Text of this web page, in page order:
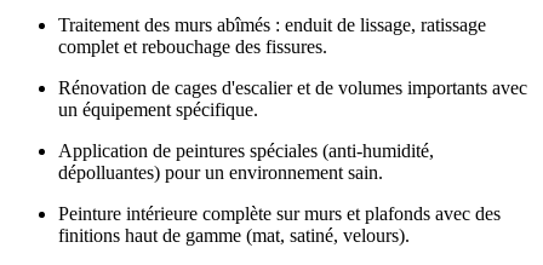
Traitement des murs abîmés : enduit de lissage, ratissage
complet et rebouchage des fissures.
Rénovation de cages d'escalier et de volumes importants avec
un équipement spécifique.
Application de peintures spéciales (anti-humidité,
dépolluantes) pour un environnement sain.
Peinture intérieure complète sur murs et plafonds avec des
finitions haut de gamme (mat, satiné, velours).